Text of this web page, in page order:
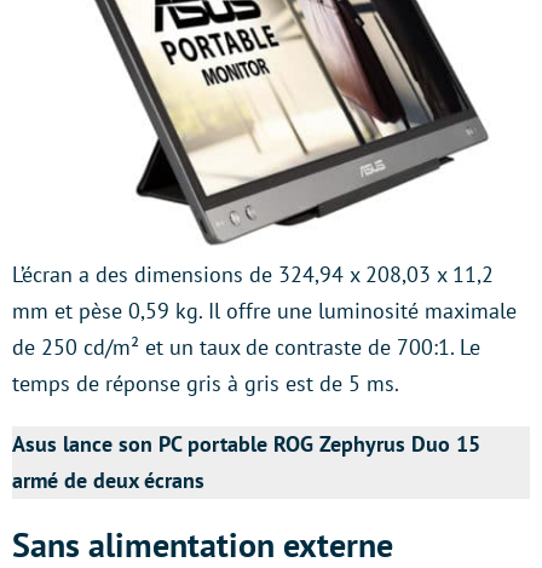
L’écran a des dimensions de 324,94 x 208,03 x 11,2
mm et pèse 0,59 kg. Il offre une luminosité maximale
de 250 cd/m² et un taux de contraste de 700:1. Le
temps de réponse gris à gris est de 5 ms.
Asus lance son PC portable ROG Zephyrus Duo 15
armé de deux écrans
Sans alimentation externe